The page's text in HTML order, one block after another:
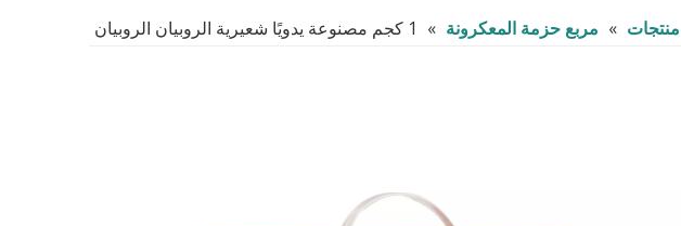
منتجات » مربع حزمة المعكرونة » 1 كجم مصنوعة يدويًا شعيرية الروبيان الروبيان